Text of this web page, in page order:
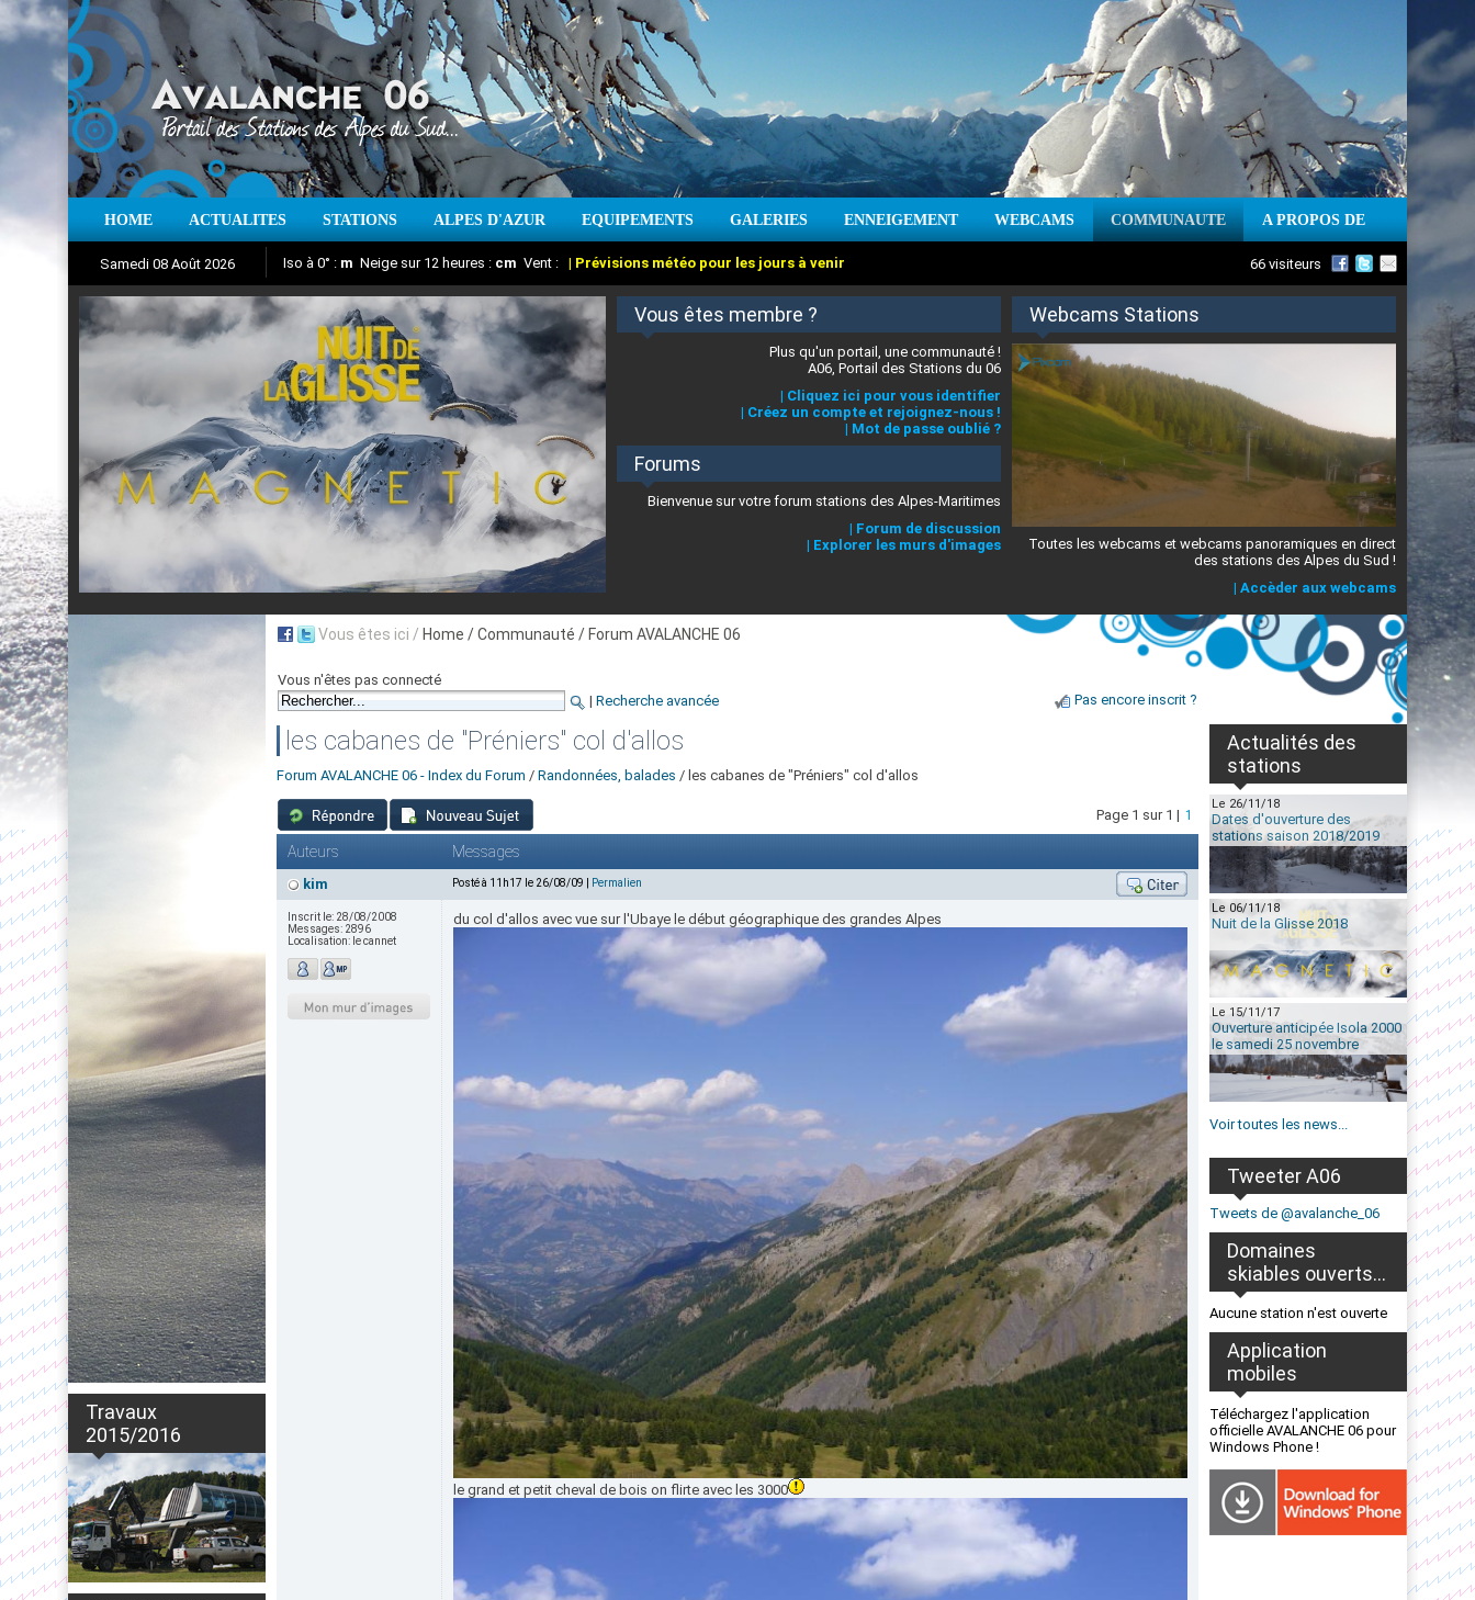
HOME ACTUALITES STATIONS ALPES D'AZUR EQUIPEMENTS GALERIES ENNEIGEMENT WEBCAMS COMMUNAUTE A PROPOS DE
Samedi 08 Août 2026
Aujourd'hui : T° Min : °C T° Max :°C Prévisions météo pour les jours à venir
Iso à 0° : m Neige sur 12 heures : cm Vent : | Prévisions météo pour les jours à venir
Suivez en direct l'actualité des stations des Alpes-Maritimes
66 visiteurs
Nuit de la Glisse 2018 Vous êtes membre ?
Plus qu'un portail, une communauté !
A06, Portail des Stations du 06
| Cliquez ici pour vous identifier
| Créez un compte et rejoignez-nous !
| Mot de passe oublié ?
Forums
Bienvenue sur votre forum stations des Alpes-Maritimes
| Forum de discussion
| Explorer les murs d'images
Webcams Stations
Toutes les webcams et webcams panoramiques en direct
des stations des Alpes du Sud !
| Accèder aux webcams
Travaux
2015/2016
Vous êtes ici / Home / Communauté / Forum AVALANCHE 06
Vous n'êtes pas connecté
| Recherche avancée Pas encore inscrit ?
les cabanes de "Préniers" col d'allos
Forum AVALANCHE 06 - Index du Forum / Randonnées, balades / les cabanes de "Préniers" col d'allos
Page 1 sur 1 | 1
Auteurs Messages
kim Posté à 11h17 le 26/08/09 | Permalien
Inscrit le: 28/08/2008
Messages: 2896
Localisation: le cannet
du col d'allos avec vue sur l'Ubaye le début géographique des grandes Alpes
le grand et petit cheval de bois on flirte avec les 3000
Actualités des
stations
Le 26/11/18
Dates d'ouverture des
stations saison 2018/2019
Le 06/11/18
Nuit de la Glisse 2018
Le 15/11/17
Ouverture anticipée Isola 2000
le samedi 25 novembre
Voir toutes les news...
Tweeter A06
Tweets de @avalanche_06
Domaines
skiables ouverts...
Aucune station n'est ouverte
Application
mobiles
Téléchargez l'application
officielle AVALANCHE 06 pour
Windows Phone !